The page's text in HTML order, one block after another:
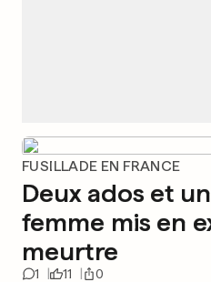
FUSILLADE EN FRANCE
Deux ados et
femme mis en
meurtre
1 11 0